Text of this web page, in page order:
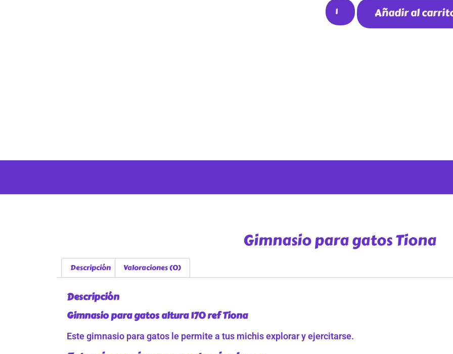
Añadir al
Gimnasio para gatos Tiona
Descripción Valoraciones (0)
Descripción
Gimnasio para gatos altura 170 ref Tiona
Este gimnasio para gatos le permite a tus michis explorar y ejercitarse.